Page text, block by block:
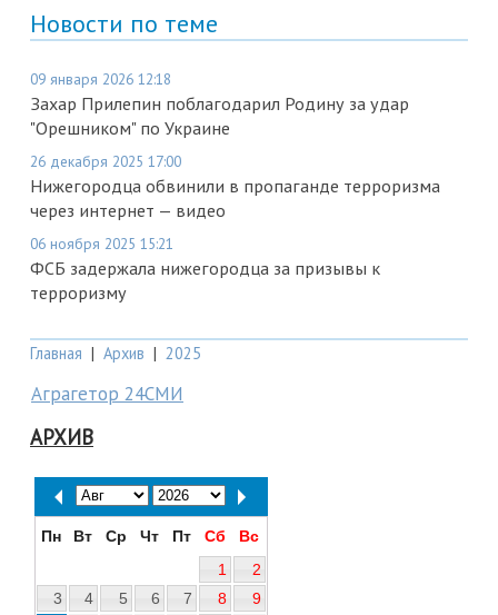
Новости по теме
09 января 2026 12:18
Захар Прилепин поблагодарил Родину за удар
"Орешником" по Украине
26 декабря 2025 17:00
Нижегородца обвинили в пропаганде терроризма
через интернет — видео
06 ноября 2025 15:21
ФСБ задержала нижегородца за призывы к
терроризму
Главная | Архив | 2025
Аграгетор 24СМИ
АРХИВ
Пн Вт Ср Чт Пт Сб
Вс
1
2
3
4 5 6 7 8
9